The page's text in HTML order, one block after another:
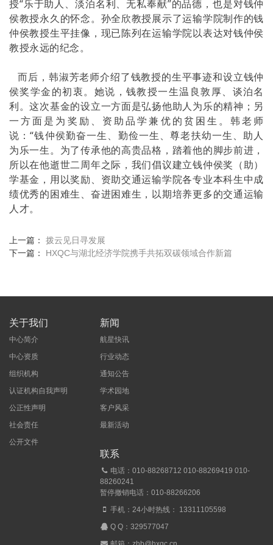
授“乐于助人、淡泊名利、无私奉献”的品德，也是对钱仲
侯教授永久的怀念。孙全欣教授展示了运输学院制作的钱
仲侯教授生平挂像，现已陈列在运输学院以表达对钱仲侯
教授永远的纪念。
而后，韩淑芳老师介绍了钱教授的生平事迹和设立钱仲
侯奖学金的初衷。她说，钱教授一生温良敦厚、谈泊名
利。这次基金的设立一方面是弘扬他助人为乐的精神；另
一方面是为奖励、资助品学兼优的贫困生。韩老师
说：“钱仲侯勤奋一生、勤俭一生、尊老扶幼一生、助人
为乐一生。为了传承他的高贵品格，踏着他的脚步前进，
所以在他逝世二周年之际，我们倡议建立钱仲侯奖（助）
学基金，用以奖励、资助交通运输学院各专业本科生中成
绩优秀的困难生、奋进困难生，以期培养更多的交通运输
人才。
上一篇： 拨云见日寻发展
下一篇： HXQC与湖北经济学院携手共拓双碳领域合作新篇
关于我们
中心简介
中心资质
组织机构
认证机构自我声明
公正性声明
社会责任
公开文件
新闻
航星快讯
行业动态
通知公告
学术园地
客户风采
最新活动
联系
电话：010-88268712 010-88269419 010-
88260241
暂停撤销电话：010-88266206
手机：24小时热线： 13311105598
Q Q：329577047